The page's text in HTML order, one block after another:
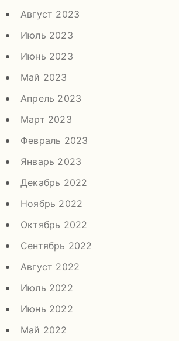
Август 2023
Июль 2023
Июнь 2023
Май 2023
Апрель 2023
Март 2023
Февраль 2023
Январь 2023
Декабрь 2022
Ноябрь 2022
Октябрь 2022
Сентябрь 2022
Август 2022
Июль 2022
Июнь 2022
Май 2022